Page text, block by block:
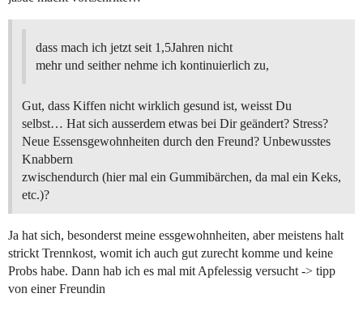
dass mach ich jetzt seit 1,5Jahren nicht
mehr und seither nehme ich kontinuierlich zu,
Gut, dass Kiffen nicht wirklich gesund ist, weisst Du
selbst… Hat sich ausserdem etwas bei Dir geändert? Stress?
Neue Essensgewohnheiten durch den Freund? Unbewusstes
Knabbern
zwischendurch (hier mal ein Gummibärchen, da mal ein Keks,
etc.)?
Ja hat sich, besonderst meine essgewohnheiten, aber meistens halt
strickt Trennkost, womit ich auch gut zurecht komme und keine
Probs habe. Dann hab ich es mal mit Apfelessig versucht -> tipp
von einer Freundin